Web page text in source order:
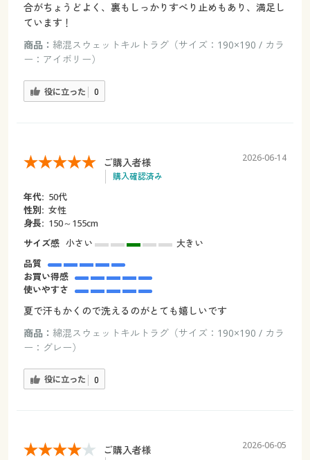
合がちょうどよく、裏もしっかりすべり止めもあり、満足し
ています！
商品： 綿混スウェットキルトラグ（サイズ：190×190 / カラ
ー：アイボリー）
役に立った 0
ご購入者様
購入確認済み
2026-06-14
年代: 50代
性別: 女性
身長: 150～155cm
サイズ感 小さい
大きい
品質
お買い得感
使いやすさ
夏で汗もかくので洗えるのがとても嬉しいです
商品： 綿混スウェットキルトラグ（サイズ：190×190 / カラ
ー：グレー）
役に立った 0
ご購入者様 2026-06-05